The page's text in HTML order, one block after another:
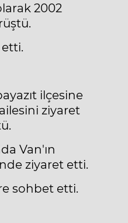
2002
ilçesine
ziyaret
Van'ın
ziyaret etti.
sohbet etti.